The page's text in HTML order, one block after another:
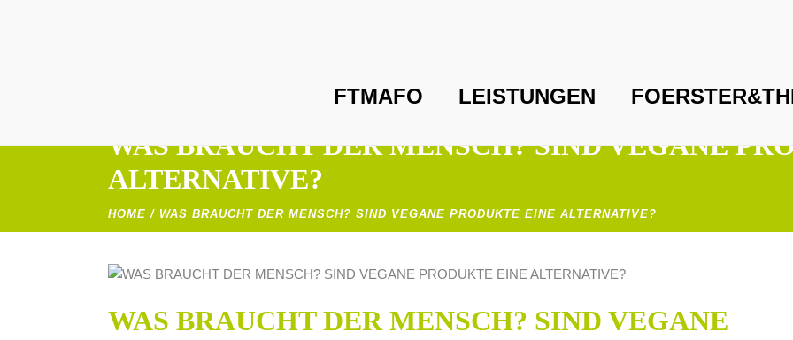
FTMAFO LEISTUNGEN
WAS BRAUCHT DER MENSCH? SIND VEGANE
ALTERNATIVE?
HOME / WAS BRAUCHT DER MENSCH? SIND VEGANE PRODUKTE EINE ALTERNATIVE?
WAS BRAUCHT DER MENSCH? SIND VEGANE